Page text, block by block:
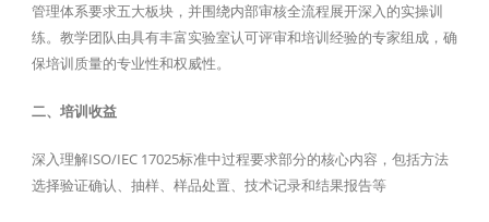
管理体系要求五大板块，并围绕内部审核全流程展开深入的实操训
练。教学团队由具有丰富实验室认可评审和培训经验的专家组成，确
保培训质量的专业性和权威性。
二、培训收益
深入理解ISO/IEC 17025标准中过程要求部分的核心内容，包括方法
选择验证确认、抽样、样品处置、技术记录和结果报告等